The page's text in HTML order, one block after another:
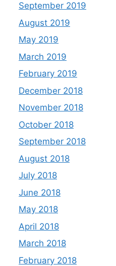
September 2019
August 2019
May 2019
March 2019
February 2019
December 2018
November 2018
October 2018
September 2018
August 2018
July 2018
June 2018
May 2018
April 2018
March 2018
February 2018